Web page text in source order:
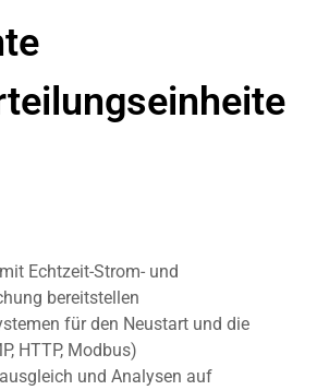
Echtzeit-Strom- und
bereitstellen
für den Neustart und die
HTTP, Modbus)
und Analysen auf